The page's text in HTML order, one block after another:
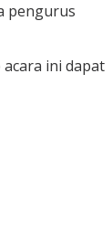
pengurus
ini dapat